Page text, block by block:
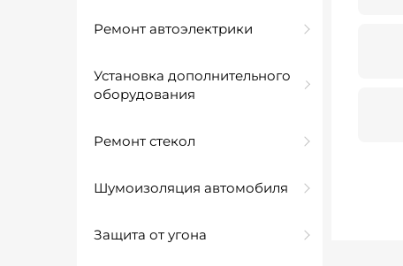
Ремонт автоэлектрики
Установка дополнительного
оборудования
Ремонт стекол
Шумоизоляция автомобиля
Защита от угона